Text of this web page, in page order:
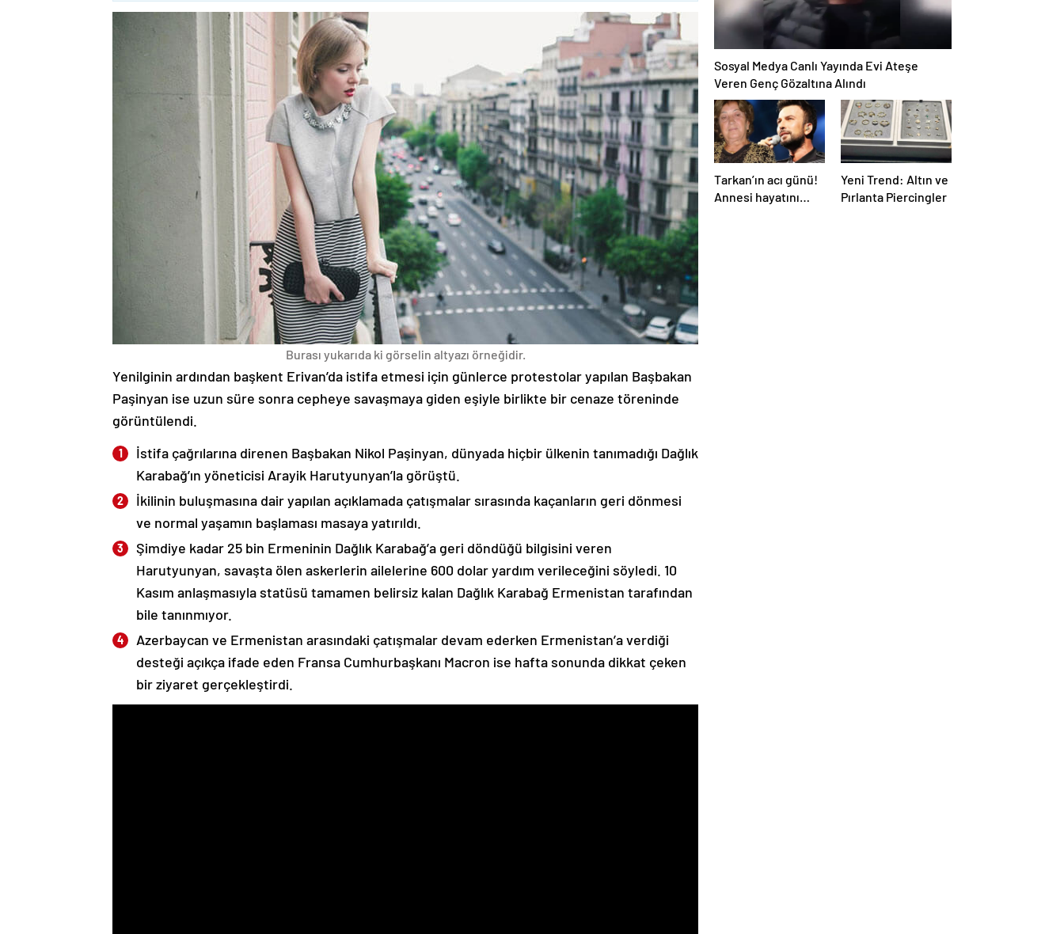
Burası yukarıda ki görselin altyazı örneğidir.
Yenilginin ardından başkent Erivan’da istifa etmesi için günlerce protestolar yapılan Başbakan
Paşinyan ise uzun süre sonra cepheye savaşmaya giden eşiyle birlikte bir cenaze töreninde
görüntülendi.
İstifa çağrılarına direnen Başbakan Nikol Paşinyan, dünyada hiçbir ülkenin tanımadığı Dağlık
Karabağ’ın yöneticisi Arayik Harutyunyan’la görüştü.
İkilinin buluşmasına dair yapılan açıklamada çatışmalar sırasında kaçanların geri dönmesi
ve normal yaşamın başlaması masaya yatırıldı.
Şimdiye kadar 25 bin Ermeninin Dağlık Karabağ’a geri döndüğü bilgisini veren
Harutyunyan, savaşta ölen askerlerin ailelerine 600 dolar yardım verileceğini söyledi. 10
Kasım anlaşmasıyla statüsü tamamen belirsiz kalan Dağlık Karabağ Ermenistan tarafından
bile tanınmıyor.
Azerbaycan ve Ermenistan arasındaki çatışmalar devam ederken Ermenistan’a verdiği
desteği açıkça ifade eden Fransa Cumhurbaşkanı Macron ise hafta sonunda dikkat çeken
bir ziyaret gerçekleştirdi.
Sosyal Medya Canlı Yayında Evi Ateşe
Veren Genç Gözaltına Alındı
Tarkan’ın acı günü!
Annesi hayatını
Yeni Trend: Altın ve
Pırlanta Piercingler